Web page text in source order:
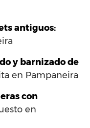
antiguos:
y barnizado de
en Pampaneira
con
en